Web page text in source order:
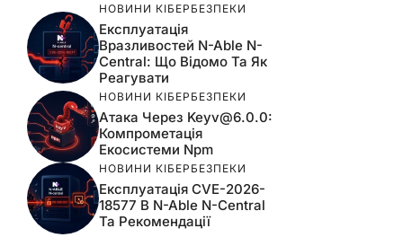
НОВИНИ КІБЕРБЕЗПЕКИ
Експлуатація
Вразливостей N-Able N-
Central: Що Відомо Та Як
Реагувати
НОВИНИ КІБЕРБЕЗПЕКИ
Атака Через Keyv@6.0.0:
Компрометація
Екосистеми Npm
НОВИНИ КІБЕРБЕЗПЕКИ
Експлуатація CVE-2026-
18577 В N-Able N-Central
Та Рекомендації